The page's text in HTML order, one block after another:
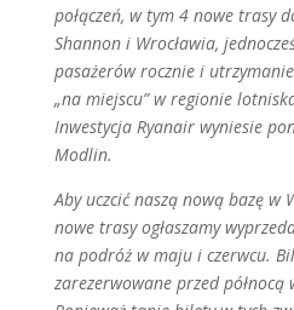
połączeń, w tym 4 nowe trasy
Shannon i Wrocławia,
pasażerów rocznie i
„na miejscu” w regionie
Inwestycja Ryanair wyniesie
Modlin.
Aby uczcić naszą nową bazę w
nowe trasy ogłaszamy
na podróż w maju i czerwcu.
zarezerwowane przed